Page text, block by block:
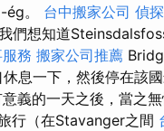
ég。 台中搬家公司 偵
們想知道
務 搬家公司推薦
息一下，然後停在該
義的一天之後，當之
行（在Stavanger之間